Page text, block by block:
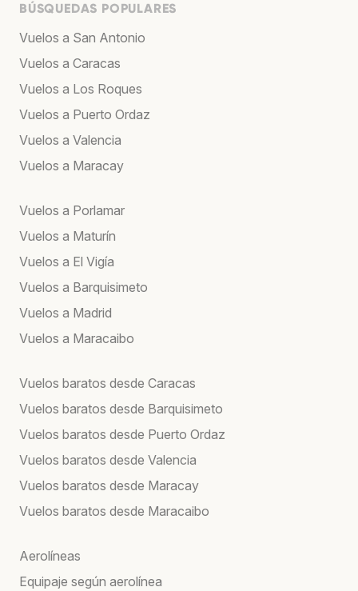
BÚSQUEDAS POPULARES
Vuelos a San Antonio
Vuelos a Caracas
Vuelos a Los Roques
Vuelos a Puerto Ordaz
Vuelos a Valencia
Vuelos a Maracay
Vuelos a Porlamar
Vuelos a Maturín
Vuelos a El Vigía
Vuelos a Barquisimeto
Vuelos a Madrid
Vuelos a Maracaibo
Vuelos baratos desde Caracas
Vuelos baratos desde Barquisimeto
Vuelos baratos desde Puerto Ordaz
Vuelos baratos desde Valencia
Vuelos baratos desde Maracay
Vuelos baratos desde Maracaibo
Aerolíneas
Equipaje según aerolínea